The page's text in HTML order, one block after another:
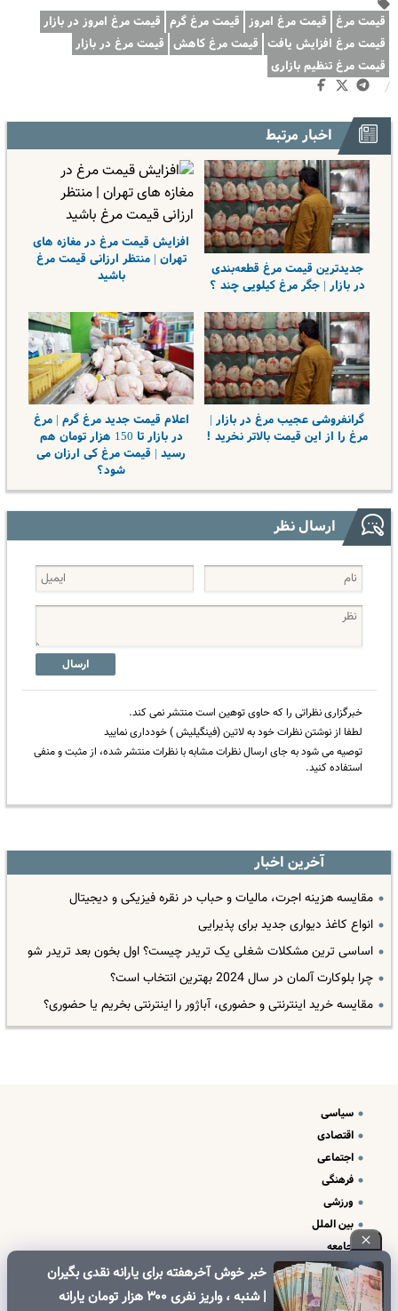
قیمت مرغ قیمت مرغ امروز قیمت مرغ گرم قیمت مرغ امروز در بازار
قیمت مرغ افزایش یافت قیمت مرغ کاهش قیمت مرغ در بازار
قیمت مرغ تنظیم بازاری
/
اخبار مرتبط
جدیدترین قیمت مرغ قطعه‌بندی
در بازار | جگر مرغ کیلویی چند ؟
افزایش قیمت مرغ در مغازه های
تهران | منتظر ارزانی قیمت مرغ
باشید
گرانفروشی عجیب مرغ در بازار |
مرغ را از این قیمت بالاتر نخرید !
اعلام قیمت جدید مرغ گرم | مرغ
در بازار تا 150 هزار تومان هم
رسید | قیمت مرغ کی ارزان می
شود؟
ارسال نظر
ارسال
خبرگزاری نظراتی را که حاوی توهین است منتشر نمی کند.
لطفا از نوشتن نظرات خود به لاتین (فینگیلیش ) خودداری نمایید
توصیه می شود به جای ارسال نظرات مشابه با نظرات منتشر شده، از مثبت و منفی
استفاده کنید.
آخرین اخبار
مقایسه هزینه اجرت، مالیات و حباب در نقره فیزیکی و دیجیتال
انواع کاغذ دیواری جدید برای پذیرایی
اساسی ترین مشکلات شغلی یک تریدر چیست؟ اول بخون بعد تریدر شو
چرا بلوکارت آلمان در سال 2024 بهترین انتخاب است؟
مقایسه خرید اینترنتی و حضوری، آباژور را اینترنتی بخریم یا حضوری؟
خبر خوش آخرهفته برای یارانه نقدی بگیران
| شنبه ، واریز نفری ۳۰۰ هزار تومان یارانه
سیاسی
اقتصادی
اجتماعی
فرهنگی
ورزشی
بین الملل
جامعه
علم و فناوری
درباره ما